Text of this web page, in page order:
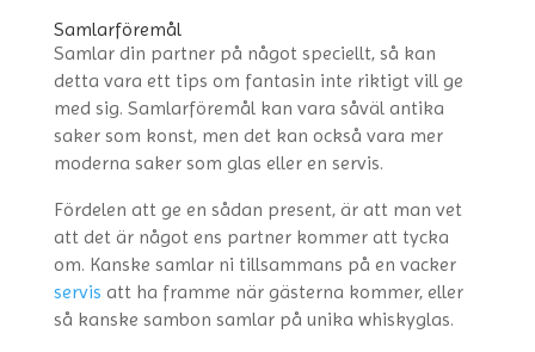
Samlarföremål
Samlar din partner på något speciellt, så kan
detta vara ett tips om fantasin inte riktigt vill ge
med sig. Samlarföremål kan vara såväl antika
saker som konst, men det kan också vara mer
moderna saker som glas eller en servis.
Fördelen att ge en sådan present, är att man vet
att det är något ens partner kommer att tycka
om. Kanske samlar ni tillsammans på en vacker
servis att ha framme när gästerna kommer, eller
så kanske sambon samlar på unika whiskyglas.